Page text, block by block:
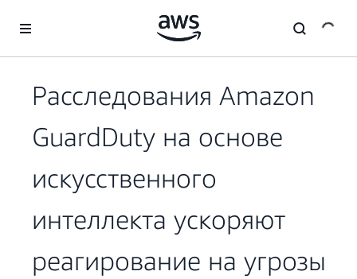
Перейти к главному контенту
Расследования Amazon
GuardDuty на основе
искусственного
интеллекта ускоряют
реагирование на угрозы